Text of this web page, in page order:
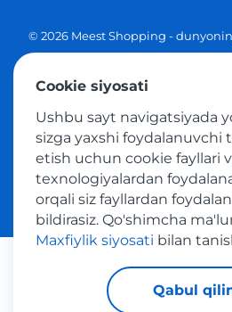
© 2026 Meest Shopping -
O'zbekistonga xaridlarni yetkazib
Ommaviy
Tovar sotib olish xizmatidan
Cookie siyosati
Ushbu sayt navigatsiyada
sizga yaxshi foydalanuvchi
etish uchun cookie fayllari
texnologiyalardan
orqali siz fayllardan
bildirasiz. Qo'shimcha
Maxfiylik siyosati bilan
Qabul